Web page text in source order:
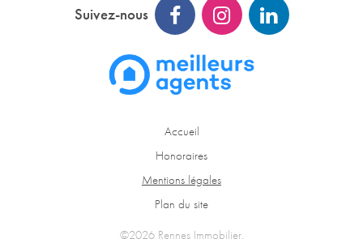
Suivez-nous
Accueil
Honoraires
Mentions légales
Plan du site
©2026 Rennes Immobilier.